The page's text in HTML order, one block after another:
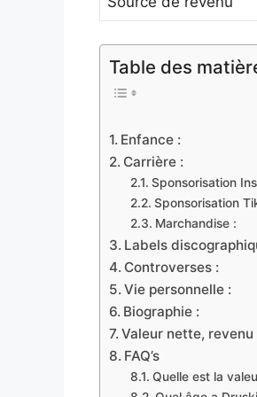
Table des
Enfance :
Carrière :
Sponsorisation
Sponsorisation
Marchandise :
Labels
Controverses :
Vie personnelle :
Biographie :
Valeur nette,
FAQ’s
Quelle est la